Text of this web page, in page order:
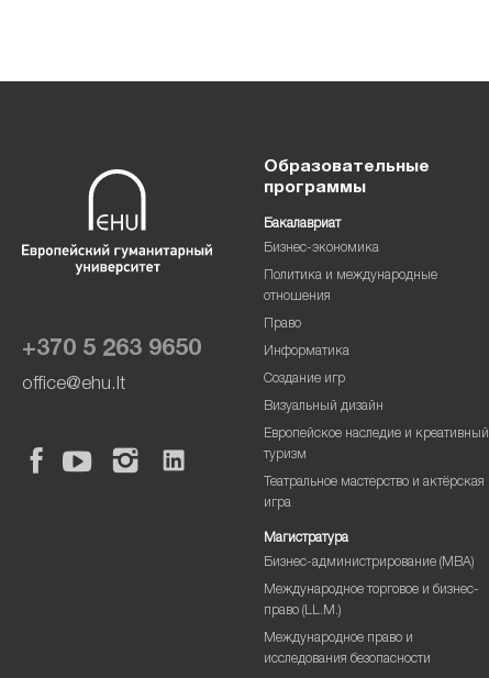
+370 5 263 9650
office@ehu.lt
Образовательные
программы
Бакалавриат
Бизнес-экономика
Политика и международные
отношения
Право
Информатика
Создание игр
Визуальный дизайн
Европейское наследие и креативный
туризм
Театральное мастерство и актёрская
игра
Магистратура
Бизнес-администрирование (MBA)
Международное торговое и бизнес-
право (LL.M.)
Международное право и
исследования безопасности